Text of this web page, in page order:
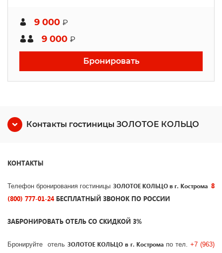
9 000 ₽
9 000 ₽
Бронировать
Контакты гостиницы ЗОЛОТОЕ КОЛЬЦО
КОНТАКТЫ
Телефон бронирования гостиницы ЗОЛОТОЕ КОЛЬЦО в г. Кострома 8
(800) 777-01-24БЕСПЛАТНЫЙ ЗВОНОК ПО РОССИИ
ЗАБРОНИРОВАТЬ ОТЕЛЬ СО СКИДКОЙ 3%
Бронируйте отель ЗОЛОТОЕ КОЛЬЦО в г. Кострома по тел. +7 (963)